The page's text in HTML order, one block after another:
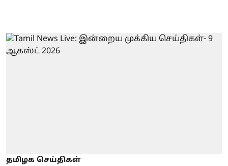
தமிழக செய்திகள்